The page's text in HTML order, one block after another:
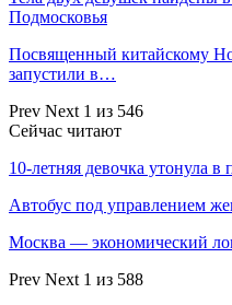
Подмосковья
Посвященный китайскому
запустили в…
Prev Next 1 из 546
Сейчас читают
10-летняя девочка утонула
Автобус под управлением
Москва — экономический
Prev Next 1 из 588